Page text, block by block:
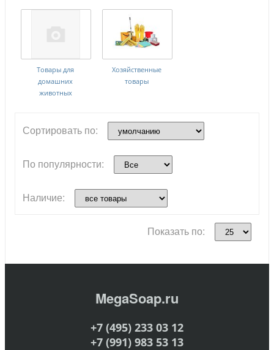
Товары для
домашних
животных
Хозяйственные
товары
Сортировать по:
По популярности:
Наличие:
Показать по:
MegaSoap.ru
+7 (495) 233 03 12
+7 (991) 983 53 13